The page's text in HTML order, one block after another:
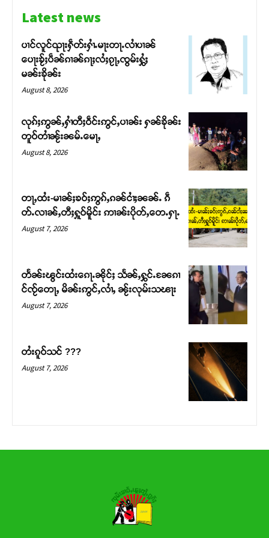
Support SHAN
တႃႇႁႂ်ႈသဵင်ၵၢင်ၸႂ်ၵူၼ်းမိူင်း ၵူႈတီႈၵူႈလႅၼ်ပေႃးတေၸွ
တ်ႇ တူဝ်ႈလုမ်ႈၾႃႉၼၼ်ႉ ၶဝ်ႈႁူမ်ႈၵမ်ႉထႅမ် ၸုမ်းၶၢ
Donate Now
Latest news
ပၢင်လူင်ၺႃးႁဵတ်းႁၢႆႉမႃးတႃႉလၢႆပၢၼ် ​​
ပေႃးၶႂ်ႈပဵၼ်ၵၢၼ်ၵႃႈလႆႈၵႂႃႇၸွမ်းႁွႆႈ
မၼ်းၶိုၼ်း
August 8, 2026
လုၵ်ႈဢွၼ်ႇႁၢႆတီႈဝဵင်းဢွင်ႇပၢၼ်း ႁၼ်ၶိုၼ်း
တူဝ်တၢႆၼႂ်းၼမ်ႉမေႃႇ
August 8, 2026
တႃႇထႆး-မၢၼ်ႈၶဝ်ႈဢွၵ်ႇၵၼ်ငၢႆႈၼၼ်ႉ ၵဵ
တ်ႉလၢၼ်ႇတီႈႁူဝ်မိူင်း ဢၢၼ်းပိုတ်ႇတေႉႁႃႉ
August 7, 2026
တႅၼ်းၽွင်းထႆးၵေႃႉၼိုင်ႈ သႅၼ်ႇႁွင်ႉၼႄၵၢ
င်ၸႂ်တေႃႇ မိၼ်းဢွင်ႇလၢႆႇ ၼႂ်းလုမ်းသၽႃး
August 7, 2026
တႆးၵူဝ်သင် ???
August 7, 2026